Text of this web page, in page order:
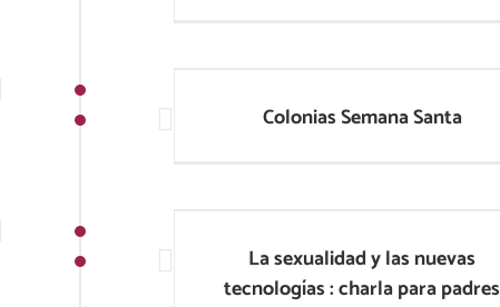
Colonias Semana Santa
La sexualidad y las nuevas
tecnologías : charla para padres